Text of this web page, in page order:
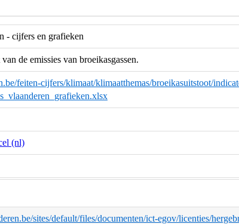
- cijfers en grafieken
de emissies van broeikasgassen.
feiten-cijfers/klimaat/klimaatthemas/broeikasuitstoot/
(nl)
sites/default/files/documenten/ict-egov/licenties/